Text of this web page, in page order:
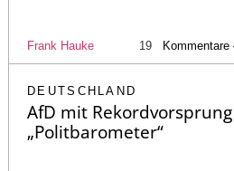
Frank Hauke 19
DEUTSCHLAND
AfD mit
„Politbarometer“